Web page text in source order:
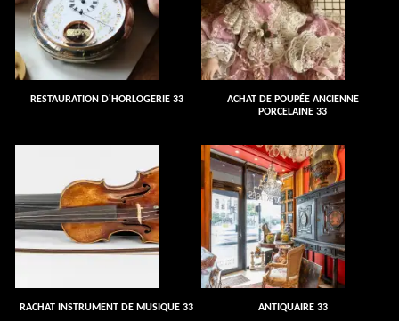
RESTAURATION D'HORLOGERIE 33
ACHAT DE POUPÉE ANCIENNE
PORCELAINE 33
RACHAT INSTRUMENT DE MUSIQUE 33 ANTIQUAIRE 33